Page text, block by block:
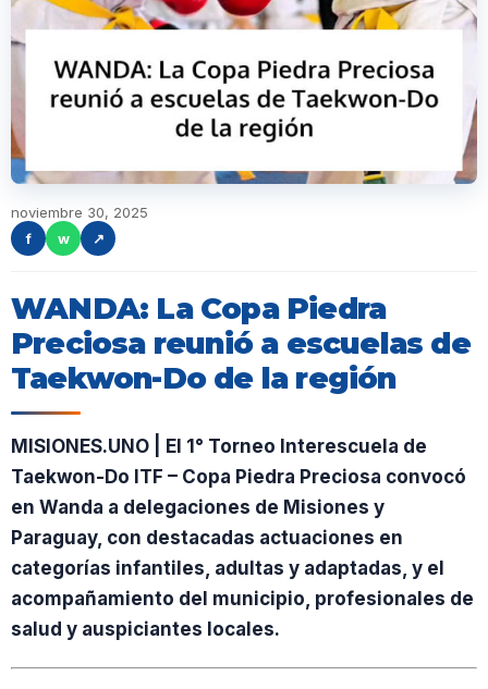
noviembre 30, 2025
f
w ↗
WANDA: La Copa Piedra
Preciosa reunió a escuelas de
Taekwon-Do de la región
MISIONES.UNO | El 1° Torneo Interescuela de
Taekwon-Do ITF – Copa Piedra Preciosa convocó
en Wanda a delegaciones de Misiones y
Paraguay, con destacadas actuaciones en
categorías infantiles, adultas y adaptadas, y el
acompañamiento del municipio, profesionales de
salud y auspiciantes locales.